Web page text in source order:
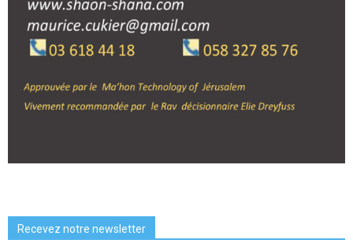
Recevez notre newsletter